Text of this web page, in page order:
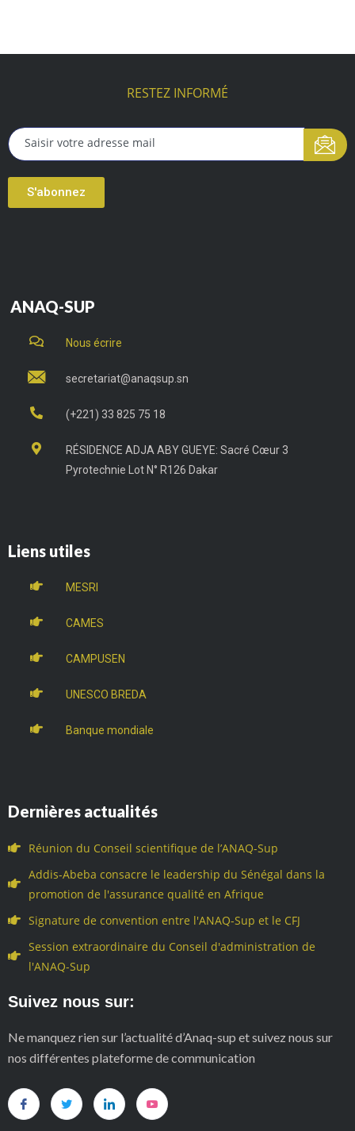
RESTEZ INFORMÉ
S'abonnez
ANAQ-SUP
Nous écrire
secretariat@anaqsup.sn
(+221) 33 825 75 18
RÉSIDENCE ADJA ABY GUEYE: Sacré Cœur 3
Pyrotechnie Lot N° R126 Dakar
Liens utiles
MESRI
CAMES
CAMPUSEN
UNESCO BREDA
Banque mondiale
Dernières actualités
Réunion du Conseil scientifique de l’ANAQ-Sup
Addis-Abeba consacre le leadership du Sénégal dans la
promotion de l'assurance qualité en Afrique
Signature de convention entre l'ANAQ-Sup et le CFJ
Session extraordinaire du Conseil d'administration de
l'ANAQ-Sup
Suivez nous sur:
Ne manquez rien sur l’actualité d’Anaq-sup et suivez nous sur
nos différentes plateforme de communication